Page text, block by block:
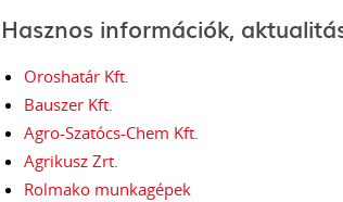
Hasznos információk,
Oroshatár Kft.
Bauszer Kft.
Agro-Szatócs-Chem Kft.
Agrikusz Zrt.
Rolmako munkagépek